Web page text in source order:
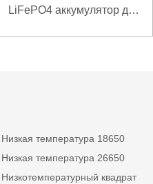
LiFePO4 аккумулятор для
Низкая температура 18650
Низкая температура 26650
Низкотемпературный квадрат